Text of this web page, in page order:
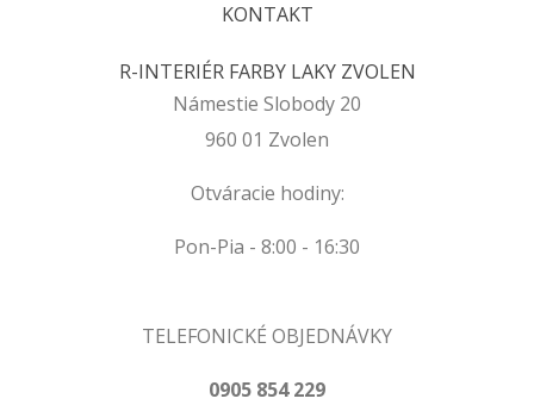
KONTAKT
R-INTERIÉR FARBY LAKY ZVOLEN
Námestie Slobody 20
960 01 Zvolen
Otváracie hodiny:
Pon-Pia - 8:00 - 16:30
TELEFONICKÉ OBJEDNÁVKY
0905 854 229